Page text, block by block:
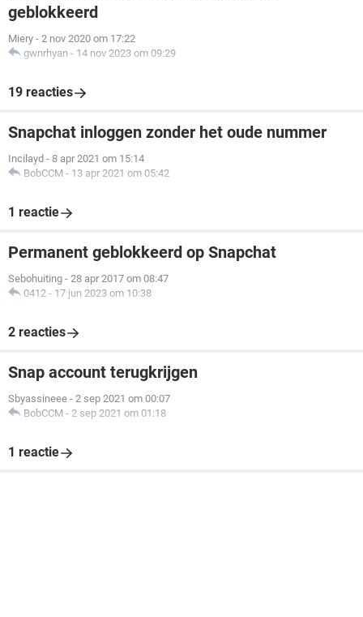
geblokkeerd
Miery - 2 nov 2020 om 17:22
gwnrhyan - 14 nov 2023 om 09:29
19 reacties
Snapchat inloggen zonder het oude nummer
Incilayd - 8 apr 2021 om 15:14
BobCCM - 13 apr 2021 om 05:42
1 reactie
Permanent geblokkeerd op Snapchat
Sebohuiting - 28 apr 2017 om 08:47
0412 - 17 jun 2023 om 10:38
2 reacties
Snap account terugkrijgen
Sbyassineee - 2 sep 2021 om 00:07
BobCCM - 2 sep 2021 om 01:18
1 reactie